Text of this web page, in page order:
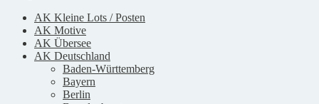
AK Kleine Lots / Posten
AK Motive
AK Übersee
AK Deutschland
Baden-Württemberg
Bayern
Berlin